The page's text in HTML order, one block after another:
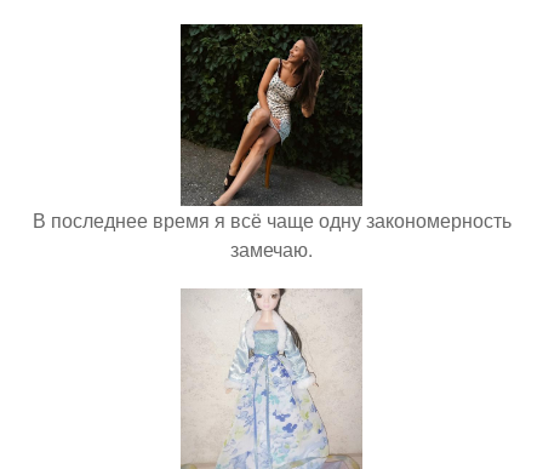
В последнее время я всё чаще одну закономерность
замечаю.